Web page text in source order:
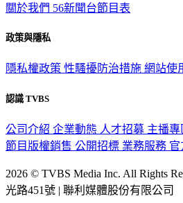
關於我們 56新聞台節目表
政策與隱私
隱私權政策 性騷擾防治措施 網站使
認識 TVBS
公司介紹 企業動態 人才招募 主播專
節目版權銷售 公開招標 業務服務 官
2026 © TVBS Media Inc. All Rights
光路451號 | 聯利媒體股份有限公司